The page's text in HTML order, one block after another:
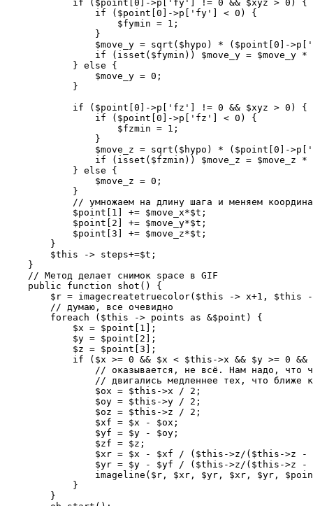
            if ($point[0]->p['fy'] != 0 && $xyz > 0) {
                if ($point[0]->p['fy'] < 0) {
                    $fymin = 1;
                }
$move_y = sqrt($hypo) * ($point[0]-
if (isset($fymin)) $move_y = $move_y *
            } else {
                $move_y = 0;
            }
            if ($point[0]->p['fz'] != 0 && $xyz > 0) {
                if ($point[0]->p['fz'] < 0) {
                    $fzmin = 1;
                }
$move_z = sqrt($hypo) * ($point[0]-
if (isset($fzmin)) $move_z = $move_z *
            } else {
                $move_z = 0;
            }
// умножаем на длину шага и меняем
            $point[1] += $move_x*$t;
            $point[2] += $move_y*$t;
            $point[3] += $move_z*$t;
        }
        $this -> steps+=$t;
    }
    // Метод делает снимок space в GIF
    public function shot() {
$r = imagecreatetruecolor($this -> x+1, $this
        // думаю, все очевидно
        foreach ($this -> points as &$point) {
            $x = $point[1];
            $y = $point[2];
            $z = $point[3];
if ($x >= 0 && $x < $this->x && $y >= 0
// оказывается, не всё. Нам надо, что
// двигались медленнее тех, что ближе
                $ox = $this->x / 2;
                $oy = $this->y / 2;
                $oz = $this->z / 2;
                $xf = $x - $ox;
                $yf = $y - $oy;
                $zf = $z;
$xr = $x - $xf / ($this->z/($this->z -
$yr = $y - $yf / ($this->z/($this->z -
imageline($r, $xr, $yr, $xr, $yr,
            }
        }